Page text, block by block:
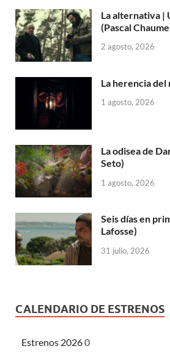
La alternativa |
(Pascal
2 agosto, 2026
La herencia del
1 agosto, 2026
La odisea de
Seto)
1 agosto, 2026
Seis días en
Lafosse)
31 julio, 2026
CALENDARIO DE ESTRENOS
Estrenos 20260